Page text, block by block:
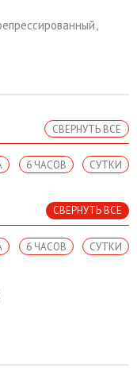
,
СВЕРНУТЬ ВСЕ
СУТКИ
6 ЧАСОВ
СВЕРНУТЬ ВСЕ
СУТКИ
6 ЧАСОВ